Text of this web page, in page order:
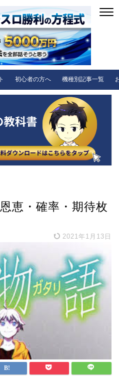
初心者の方へ 機種別記事一覧
恵・確率・期待枚
2021年1月13日